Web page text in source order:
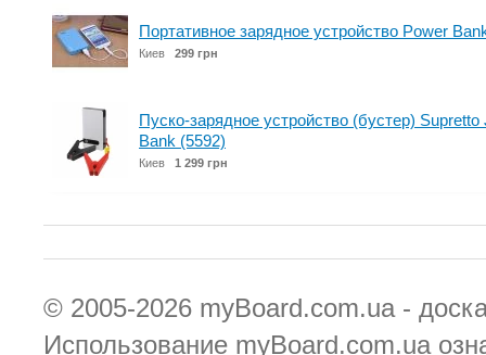
Портативное зарядное устройство Power
Киев 299 грн
Пуско-зарядное устройство (бустер)
Bank (5592)
Киев 1 299 грн
© 2005-2026 myBoard.com.ua -
Использование myBoard.com.ua